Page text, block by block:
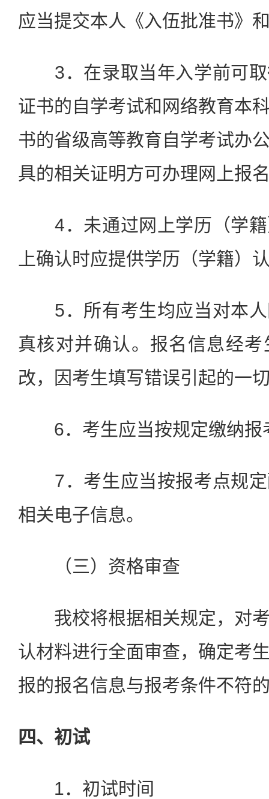
应当提交本人《入伍批准书》
3．在录取当年入学前可取
证书的自学考试和网络教育本
书的省级高等教育自学考试办
具的相关证明方可办理网上报
4．未通过网上学历（学籍
上确认时应提供学历（学籍）
5．所有考生均应当对本人
真核对并确认。报名信息经
改，因考生填写错误引起的一
6．考生应当按规定缴纳报
7．考生应当按报考点规定
相关电子信息。
（三）资格审查
我校将根据相关规定，对考
认材料进行全面审查，确定考
报的报名信息与报考条件不符
四、初试
1．初试时间